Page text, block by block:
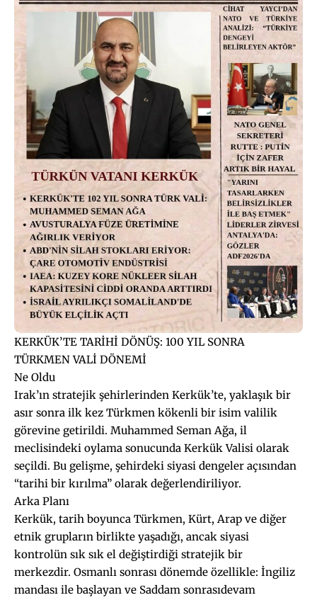
KERKÜK’TE TARİHİ DÖNÜŞ: 100 YIL SONRA
TÜRKMEN VALİ DÖNEMİ
Ne Oldu
Irak’ın stratejik şehirlerinden Kerkük’te, yaklaşık bir
asır sonra ilk kez Türkmen kökenli bir isim valilik
görevine getirildi. Muhammed Seman Ağa, il
meclisindeki oylama sonucunda Kerkük Valisi olarak
seçildi. Bu gelişme, şehirdeki siyasi dengeler açısından
“tarihi bir kırılma” olarak değerlendiriliyor.
Arka Planı
Kerkük, tarih boyunca Türkmen, Kürt, Arap ve diğer
etnik grupların birlikte yaşadığı, ancak siyasi
kontrolün sık sık el değiştirdiği stratejik bir
merkezdir. Osmanlı sonrası dönemde özellikle: İngiliz
mandası ile başlayan ve Saddam sonrasıdevam